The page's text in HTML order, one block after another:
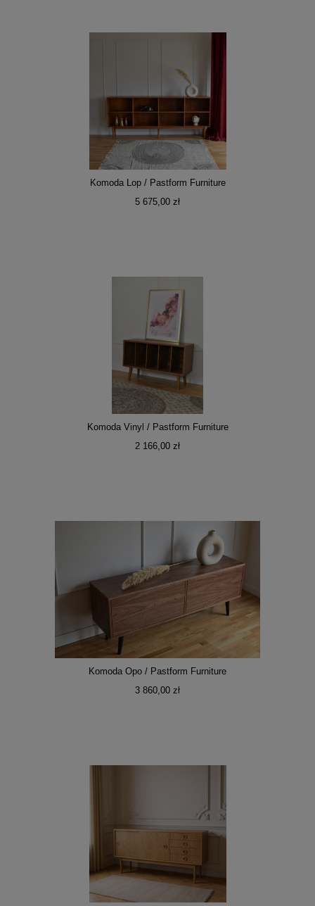
Komoda Lop / Pastform Furniture
5 675,00 zł
Komoda Vinyl / Pastform Furniture
2 166,00 zł
Komoda Opo / Pastform Furniture
3 860,00 zł